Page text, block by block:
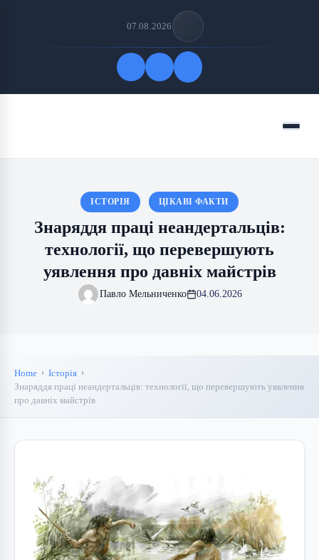
07.08.2026
Menu
ІСТОРІЯ ЦІКАВІ ФАКТИ
Знаряддя праці неандертальців:
технології, що перевершують
уявлення про давніх майстрів
Павло Мельниченко 04.06.2026
Home
Історія
Знаряддя праці неандертальців: технології, що перевершують уявлення
про давніх майстрів